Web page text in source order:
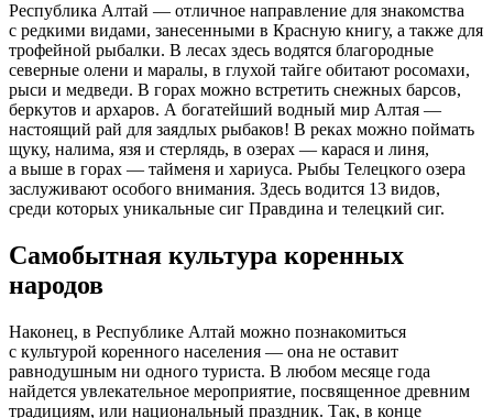
Республика Алтай — отличное направление для знакомства
с редкими видами, занесенными в Красную книгу, а также для
трофейной рыбалки. В лесах здесь водятся благородные
северные олени и маралы, в глухой тайге обитают росомахи,
рыси и медведи. В горах можно встретить снежных барсов,
беркутов и архаров. А богатейший водный мир Алтая —
настоящий рай для заядлых рыбаков! В реках можно поймать
щуку, налима, язя и стерлядь, в озерах — карася и линя,
а выше в горах — тайменя и хариуса. Рыбы Телецкого озера
заслуживают особого внимания. Здесь водится 13 видов,
среди которых уникальные сиг Правдина и телецкий сиг.
Самобытная культура коренных
народов
Наконец, в Республике Алтай можно познакомиться
с культурой коренного населения — она не оставит
равнодушным ни одного туриста. В любом месяце года
найдется увлекательное мероприятие, посвященное древним
традициям, или национальный праздник. Так, в конце